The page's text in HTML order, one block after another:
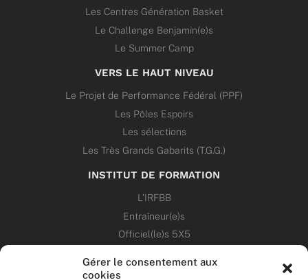
Gérer le consentement aux
cookies
Les Centres Génération Basket
Le Challenge Benjamin(e)s
Le Summer Camp
VERS LE HAUT NIVEAU
Le Projet de Performance Fédéral (PPF)
Les Pôles Espoirs
Les sélections
Les Très Grands Gabarits (T.G.G.)
INSTITUT DE FORMATION
L’IRFBB
Entraîneur(e)s
Officiel(le)s 5X5